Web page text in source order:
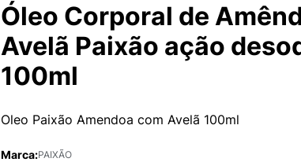
Óleo Corporal de
Avelã Paixão ação
100ml
Oleo Paixão Amendoa com Avelã 100ml
Marca:PAIXÃO